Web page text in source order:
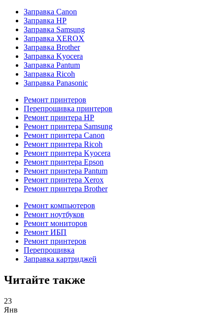
Заправка Canon
Заправка HP
Заправка Samsung
Заправка XEROX
Заправка Brother
Заправка Kyocera
Заправка Pantum
Заправка Ricoh
Заправка Panasonic
Ремонт принтеров
Перепрошивка принтеров
Ремонт принтера HP
Ремонт принтера Samsung
Ремонт принтера Canon
Ремонт принтера Ricoh
Ремонт принтера Kyocera
Ремонт принтера Epson
Ремонт принтера Pantum
Ремонт принтера Xerox
Ремонт принтера Brother
Ремонт компьютеров
Ремонт ноутбуков
Ремонт мониторов
Ремонт ИБП
Ремонт принтеров
Перепрошивка
Заправка картриджей
Читайте также
23
Янв